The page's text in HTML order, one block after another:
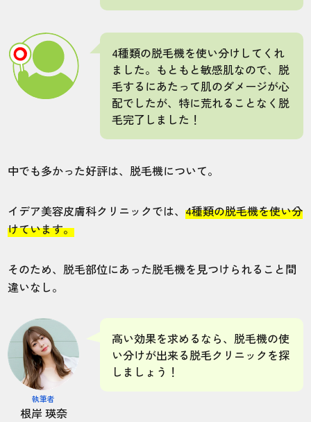
4種類の脱毛機を使い分けしてくれ
ました。もともと敏感肌なので、脱
毛するにあたって肌のダメージが心
配でしたが、特に荒れることなく脱
毛完了しました！
中でも多かった好評は、脱毛機について。
イデア美容皮膚科クリニックでは、4種類の脱毛機を使い分
けています。
そのため、脱毛部位にあった脱毛機を見つけられること間
違いなし。
執筆者
根岸 瑛奈
高い効果を求めるなら、脱毛機の使
い分けが出来る脱毛クリニックを探
しましょう！